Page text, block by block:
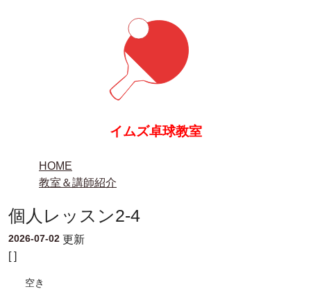
イムズ卓球教室
HOME
教室＆講師紹介
個人レッスン2-4
2026-07-02 更新
[ ]
空き